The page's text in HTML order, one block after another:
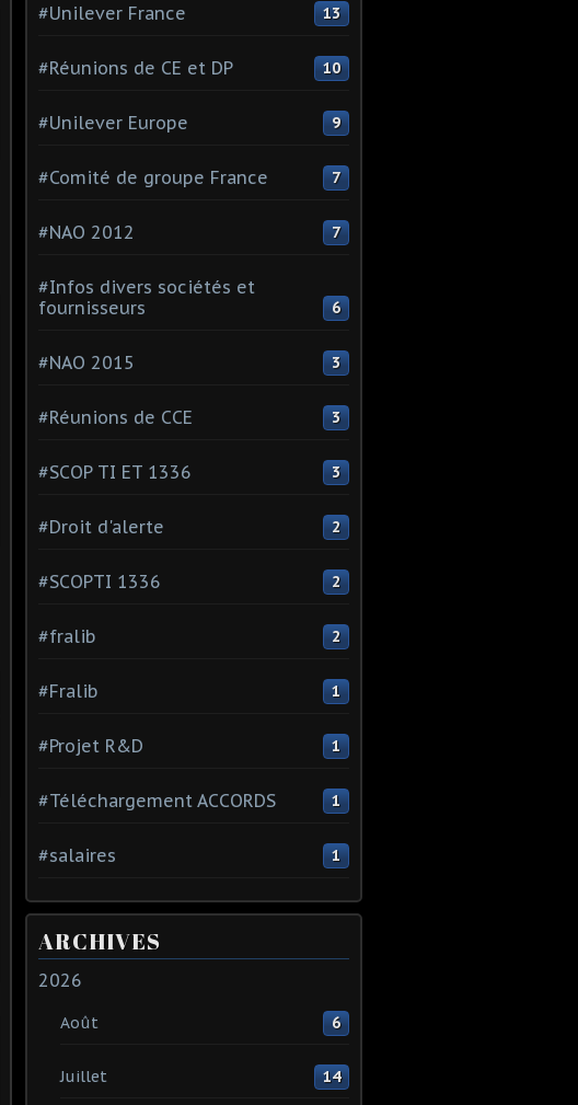
#Unilever France 13
#Réunions de CE et DP 10
#Unilever Europe 9
#Comité de groupe France 7
#NAO 2012 7
#Infos divers sociétés et
fournisseurs
6
#NAO 2015 3
#Réunions de CCE 3
#SCOP TI ET 1336 3
#Droit d'alerte 2
#SCOPTI 1336 2
#fralib 2
#Fralib 1
#Projet R&D 1
#Téléchargement ACCORDS 1
#salaires 1
ARCHIVES
2026
Août 6
Juillet 14